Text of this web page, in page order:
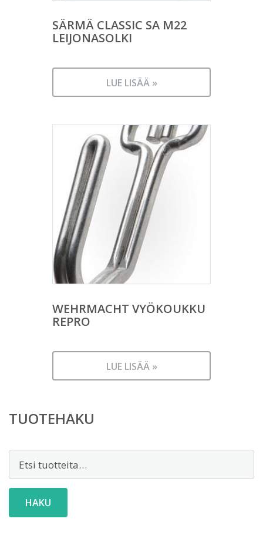
SÄRMÄ CLASSIC SA M22
LEIJONASOLKI
LUE LISÄÄ »
WEHRMACHT VYÖKOUKKU
REPRO
LUE LISÄÄ »
TUOTEHAKU
HAKU